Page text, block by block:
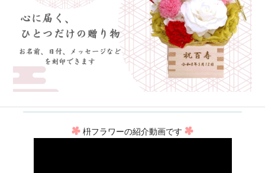
枡フラワーの紹介動画です